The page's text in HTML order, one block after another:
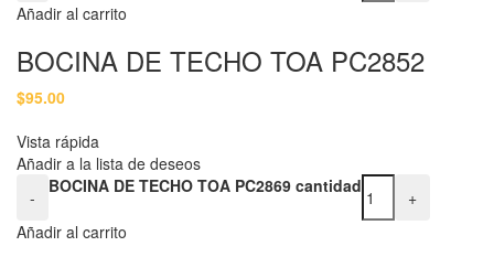
Añadir al carrito
BOCINA DE TECHO TOA PC2852
$95.00
Vista rápida
Añadir a la lista de deseos
-
BOCINA DE TECHO TOA PC2869 cantidad
+
Añadir al carrito